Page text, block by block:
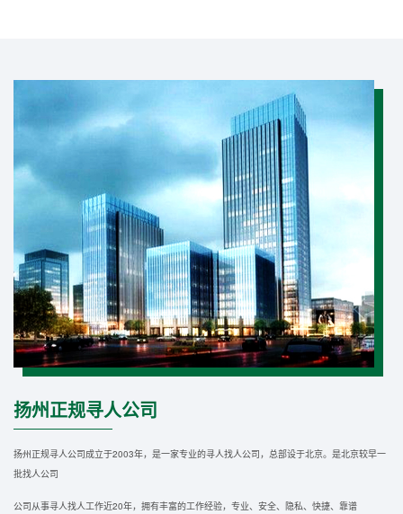
扬州正规寻人公司
扬州正规寻人公司成立于2003年，是一家专业的寻人找人公司，总部设于北京。是北京较早一
批找人公司
公司从事寻人找人工作近20年，拥有丰富的工作经验，专业、安全、隐私、快捷、靠谱